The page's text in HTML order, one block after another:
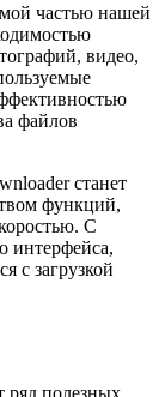
частью нашей
видео,
файлов
станет
функций,
С
интерфейса,
с загрузкой
ряд полезных